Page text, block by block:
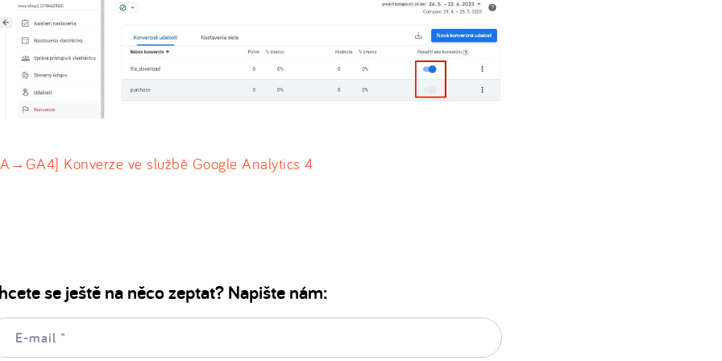
Konverze ve službě Google Analytics 4
se ještě na něco zeptat? Napište nám: